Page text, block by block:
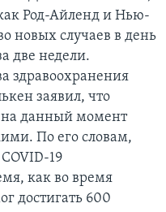
Род-Айленд и Нью-
новых случаев в день
две недели.
здравоохранения
заявил, что
на данный момент
По его словам,
19
как во время
достигать 600